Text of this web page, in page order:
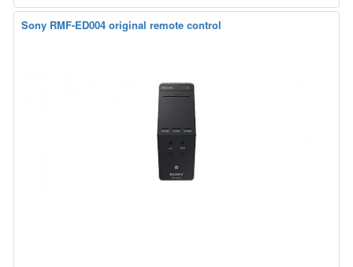
Sony RMF-ED004 original remote control